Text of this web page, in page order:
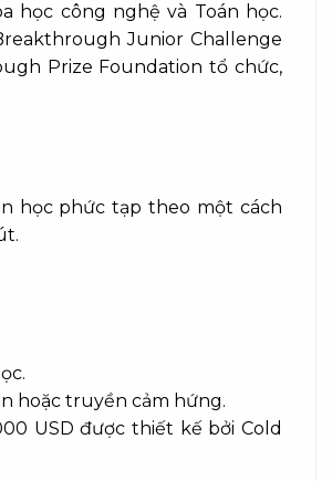
học công nghệ và Toán học.
Junior Challenge
Prize Foundation tổ chức,
học phức tạp theo một cách
hoặc truyền cảm hứng.
USD được thiết kế bởi Cold